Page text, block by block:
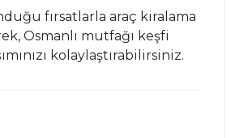
fırsatlarla araç kiralama
Osmanlı mutfağı keşfi
kolaylaştırabilirsiniz.